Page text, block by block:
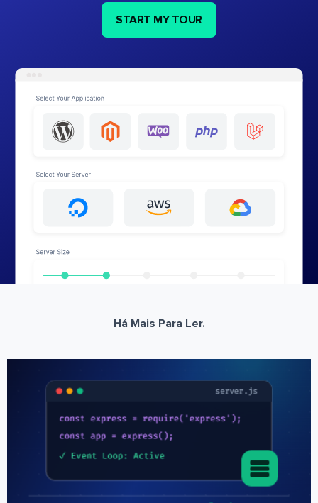
START MY TOUR
Há Mais Para Ler.